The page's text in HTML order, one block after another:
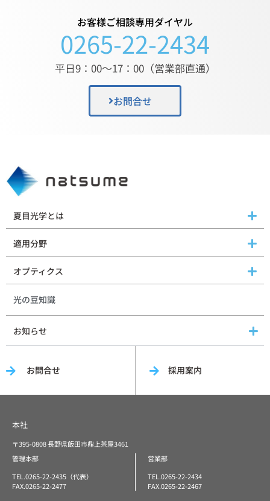
お客様ご相談専用ダイヤル
0265-22-2434
平日9：00〜17：00（営業部直通）
お問合せ
夏目光学とは
適用分野
オプティクス
光の豆知識
お知らせ
お問合せ 採用案内
本社
〒395-0808 長野県飯田市鼎上茶屋3461
管理本部
TEL.0265-22-2435（代表）
FAX.0265-22-2477
営業部
TEL.0265-22-2434
FAX.0265-22-2467